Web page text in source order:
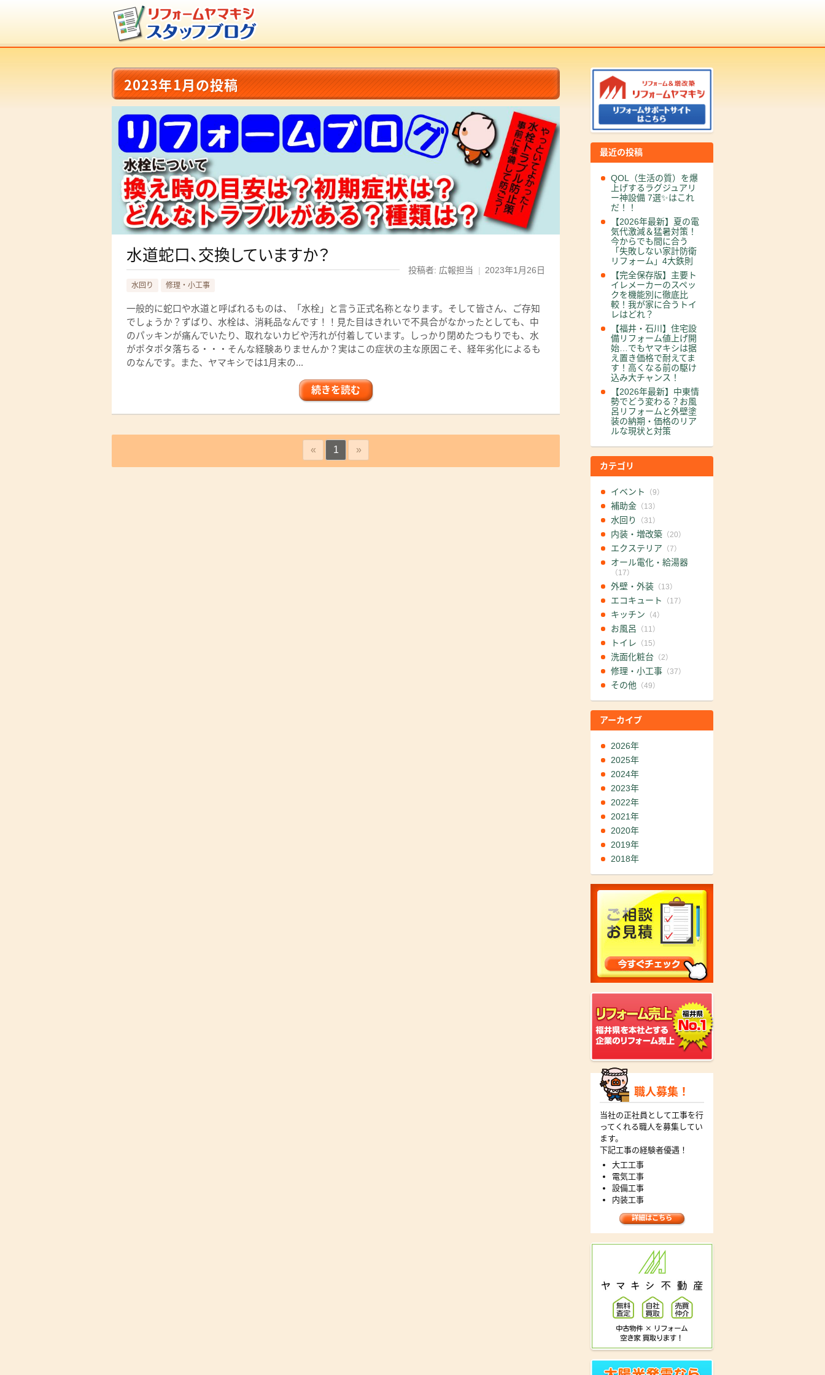
2023年1月の投稿
水道蛇口、交換していますか？
投稿者: 広報担当 | 2023年1月26日
水回り 修理・小工事
一般的に蛇口や水道と呼ばれるものは、「水栓」と言う正式名称となります。そして皆さん、ご存知
でしょうか？ずばり、水栓は、消耗品なんです！！見た目はきれいで不具合がなかったとしても、中
のパッキンが痛んでいたり、取れないカビや汚れが付着しています。しっかり閉めたつもりでも、水
がポタポタ落ちる・・・そんな経験ありませんか？実はこの症状の主な原因こそ、経年劣化によるも
のなんです。また、ヤマキシでは1月末の...
続きを読む
« 1 »
最近の投稿
QOL（生活の質）を爆
上げするラグジュアリ
ー神設備 7選✨はこれ
だ！！
【2026年最新】夏の電
気代激減＆猛暑対策！
今からでも間に合う
「失敗しない家計防衛
リフォーム」4大鉄則
【完全保存版】主要ト
イレメーカーのスペッ
クを機能別に徹底比
較！我が家に合うトイ
レはどれ？
【福井・石川】住宅設
備リフォーム値上げ開
始…でもヤマキシは据
え置き価格で耐えてま
す！高くなる前の駆け
込み大チャンス！
【2026年最新】中東情
勢でどう変わる？お風
呂リフォームと外壁塗
装の納期・価格のリア
ルな現状と対策
カテゴリ
イベント （9）
補助金（13）
水回り （31）
内装・増改築（20）
エクステリア （7）
オール電化・給湯器
（17）
外壁・外装（13）
エコキュート （17）
キッチン （4）
お風呂 （11）
トイレ （15）
洗面化粧台（2）
修理・小工事（37）
その他 （49）
アーカイブ
2026年
2025年
2024年
2023年
2022年
2021年
2020年
2019年
2018年
職人募集！
当社の正社員として工事を行
ってくれる職人を募集してい
ます。
下記工事の経験者優遇！
大工工事
電気工事
設備工事
内装工事
詳細はこちら